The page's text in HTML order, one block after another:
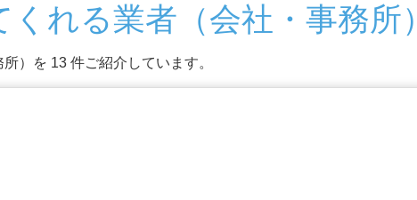
れる業者（会社・事務所）
）を 13 件ご紹介しています。